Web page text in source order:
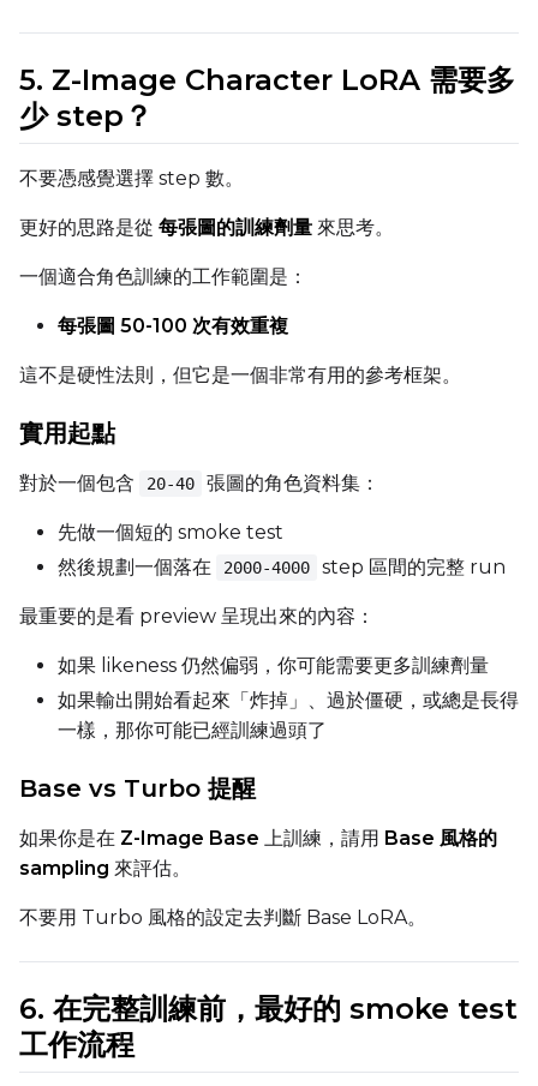
Seed
Prompt
5. Z-Image Character LoRA 需要多
少 step？
不要憑感覺選擇 step 數。
更好的思路是從 每張圖的訓練劑量 來思考。
一個適合角色訓練的工作範圍是：
每張圖 50-100 次有效重複
這不是硬性法則，但它是一個非常有用的參考框架。
實用起點
對於一個包含 20-40 張圖的角色資料集：
先做一個短的 smoke test
然後規劃一個落在
2000-4000 step 區間的完整 run
最重要的是看 preview 呈現出來的內容：
如果 likeness 仍然偏弱，你可能需要更多訓練劑量
如果輸出開始看起來「炸掉」、過於僵硬，或總是長得
一樣，那你可能已經訓練過頭了
Base vs Turbo 提醒
如果你是在 Z-Image Base 上訓練，請用 Base 風格的
sampling 來評估。
不要用 Turbo 風格的設定去判斷 Base LoRA。
6. 在完整訓練前，最好的 smoke test
工作流程